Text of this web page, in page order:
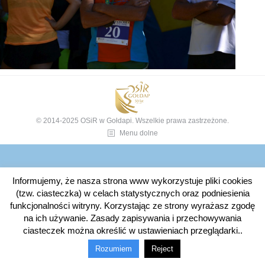
© 2014-2025 OSiR w Gołdapi. Wszelkie prawa zastrzeżone.
Menu dolne
Informujemy, że nasza strona www wykorzystuje pliki cookies
(tzw. ciasteczka) w celach statystycznych oraz podniesienia
funkcjonalności witryny. Korzystając ze strony wyrażasz zgodę
na ich używanie. Zasady zapisywania i przechowywania
ciasteczek można określić w ustawieniach przeglądarki..
Rozumiem Reject